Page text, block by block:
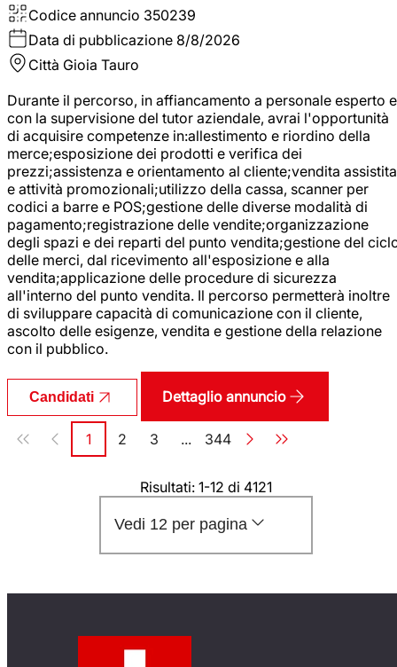
Codice annuncio 350239
Data di pubblicazione 8/8/2026
Città Gioia Tauro
Durante il percorso, in affiancamento a personale esperto e
con la supervisione del tutor aziendale, avrai l'opportunità
di acquisire competenze in:allestimento e riordino della
merce;esposizione dei prodotti e verifica dei
prezzi;assistenza e orientamento al cliente;vendita assistita
e attività promozionali;utilizzo della cassa, scanner per
codici a barre e POS;gestione delle diverse modalità di
pagamento;registrazione delle vendite;organizzazione
degli spazi e dei reparti del punto vendita;gestione del
delle merci, dal ricevimento all'esposizione e alla
vendita;applicazione delle procedure di sicurezza
all'interno del punto vendita. Il percorso permetterà inoltre
di sviluppare capacità di comunicazione con il cliente,
ascolto delle esigenze, vendita e gestione della relazione
con il pubblico.
Candidati Dettaglio annuncio
Paginazione
Pagina
1 Pagina
2 Pagina
3 ... Pagina
344
Risultati: 1-12 di 4121
Vedi 12 per pagina